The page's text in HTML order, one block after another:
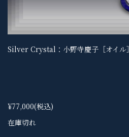
Silver Crystal：小野寺慶子［オイル］
¥77,000(税込)
在庫切れ